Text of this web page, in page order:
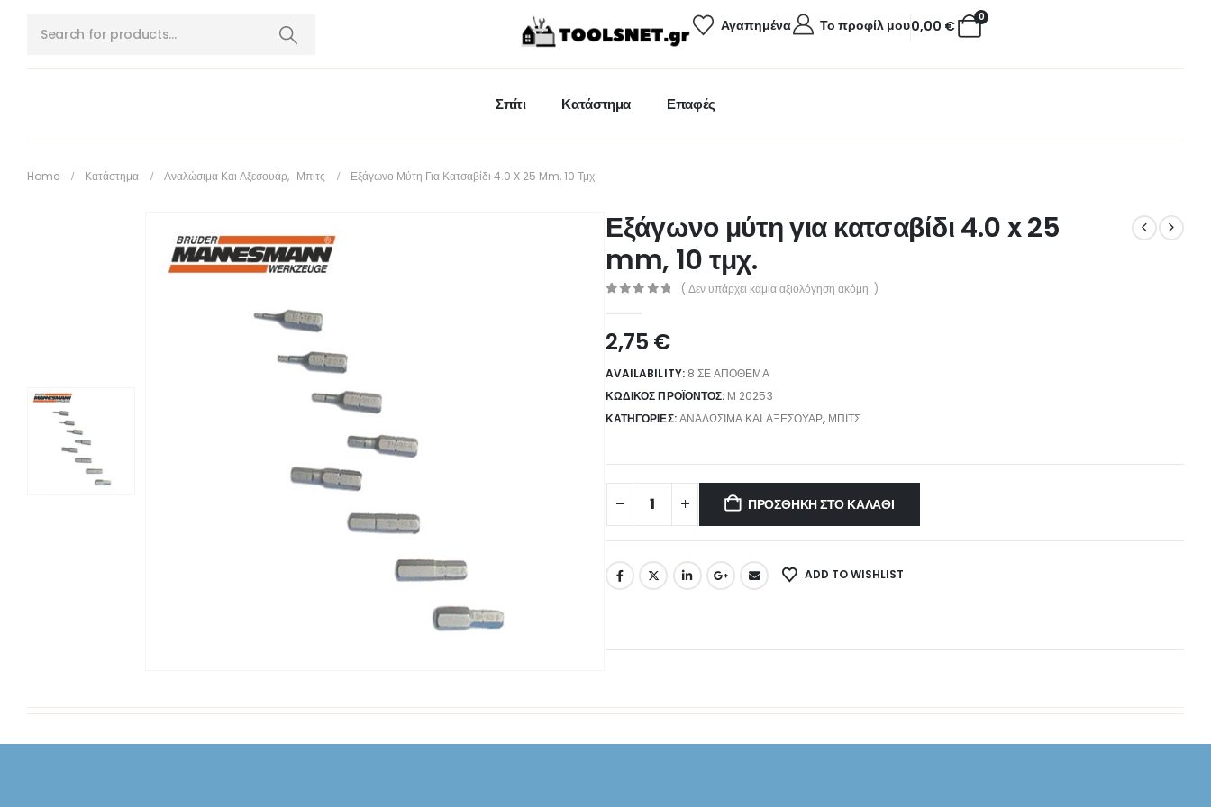
Αγαπημένα Το προφίλ μου 0
0,00 €
Σπίτι Κατάστημα Επαφές
Home Κατάστημα Αναλώσιμα Και Αξεσουάρ, Μπιτς Εξάγωνο Μύτη Για Κατσαβίδι 4.0 X 25 Mm, 10 Τμχ.
Εξάγωνο μύτη για κατσαβίδι 4.0 x 25
mm, 10 τμχ.
( Δεν υπάρχει καμία αξιολόγηση ακόμη. )
2,75 €
AVAILABILITY: 8 ΣΕ ΑΠΌΘΕΜΑ
ΚΩΔΙΚΌΣ ΠΡΟΪΌΝΤΟΣ: M 20253
ΚΑΤΗΓΟΡΊΕΣ:ΑΝΑΛΏΣΙΜΑ ΚΑΙ ΑΞΕΣΟΥΆΡ, ΜΠΙΤΣ
ΠΡΟΣΘΉΚΗ ΣΤΟ ΚΑΛΆΘΙ
ADD TO WISHLIST